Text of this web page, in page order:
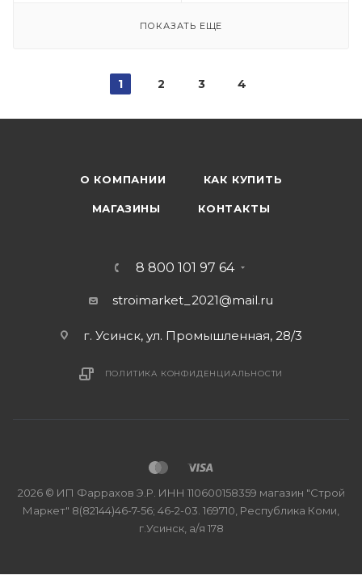
ПОКАЗАТЬ ЕЩЕ
1 2 3 4
О КОМПАНИИ КАК КУПИТЬ
МАГАЗИНЫ КОНТАКТЫ
8 800 101 97 64
stroimarket_2021@mail.ru
г. Усинск, ул. Промышленная, 28/3
ПОЛИТИКА КОНФИДЕНЦИАЛЬНОСТИ
2026 © ИП Фаррахов Э.Р. ИНН 110600158359 магазин "Строй
Маркет" 8(82144)46-7-56; 46-2-03. 169710, Республика Коми,
г.Усинск, а/я 178